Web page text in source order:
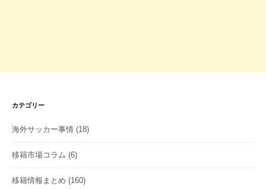
カテゴリー
海外サッカー事情 (18)
移籍市場コラム (6)
移籍情報まとめ (160)